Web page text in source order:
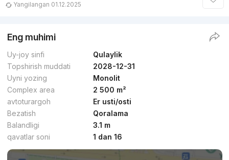
Yangilangan 01.12.2025
Eng muhimi
Uy-joy sinfi
Qulaylik
Topshirish muddati
2028-12-31
Uyni yozing
Monolit
Complex area
2 500 m²
avtoturargoh
Er usti/osti
Bezatish
Qoralama
Balandligi
3.1 m
qavatlar soni
1 dan 16